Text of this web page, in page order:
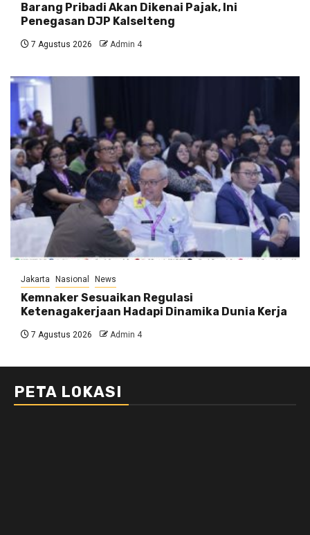
Barang Pribadi Akan Dikenai Pajak, Ini
Penegasan DJP Kalselteng
7 Agustus 2026 Admin 4
Jakarta Nasional News
Kemnaker Sesuaikan Regulasi
Ketenagakerjaan Hadapi Dinamika Dunia Kerja
7 Agustus 2026 Admin 4
PETA LOKASI